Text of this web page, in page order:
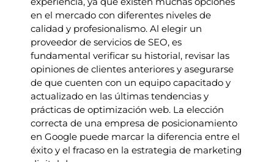
en el mercado con diferentes niveles de
calidad y profesionalismo. Al elegir un
proveedor de servicios de SEO, es
fundamental verificar su historial, revisar las
opiniones de clientes anteriores y asegurarse
de que cuenten con un equipo capacitado y
actualizado en las últimas tendencias y
prácticas de optimización web. La elección
correcta de una empresa de posicionamiento
en Google puede marcar la diferencia entre el
éxito y el fracaso en la estrategia de marketing